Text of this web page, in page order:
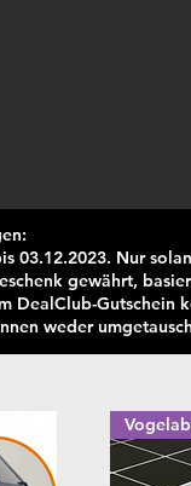
03.12.2023. Nur
gewährt,
DealClub-
weder